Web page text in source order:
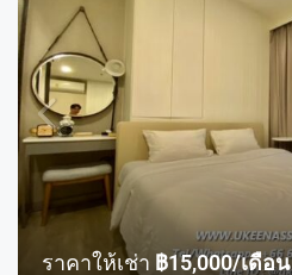
ราคาให้เช่า ฿15,000/เดือน